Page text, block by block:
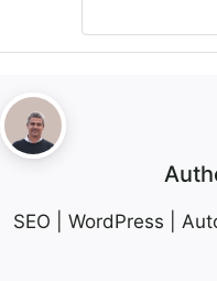
SEO | WordPress |